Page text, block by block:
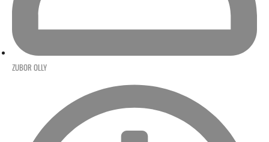
ZUBOR OLLY